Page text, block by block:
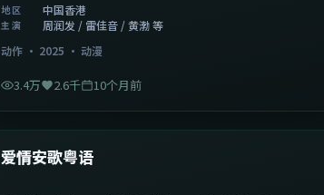
地区 中国香港
主演
周润发 / 雷佳音 / 黄渤 等
动作 · 2025 ·动漫
3.4万 2.6千 10个月前
最新
中国大陆 1:46:58
爱情安歌粤语